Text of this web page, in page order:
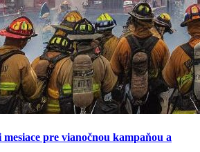
pre vianočnou kampaňou a